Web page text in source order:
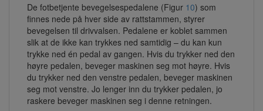
De fotbetjente bevegelsespedalene (Figur 10) som
finnes nede på hver side av rattstammen, styrer
bevegelsen til drivvalsen. Pedalene er koblet sammen
slik at de ikke kan trykkes ned samtidig – du kan kun
trykke ned én pedal av gangen. Hvis du trykker ned den
høyre pedalen, beveger maskinen seg mot høyre. Hvis
du trykker ned den venstre pedalen, beveger maskinen
seg mot venstre. Jo lenger inn du trykker pedalen, jo
raskere beveger maskinen seg i denne retningen.